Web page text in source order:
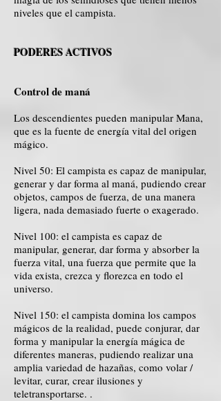
niveles que el campista.
PODERES ACTIVOS
Control de maná
Los descendientes pueden manipular Mana,
que es la fuente de energía vital del origen
mágico.
Nivel 50: El campista es capaz de manipular,
generar y dar forma al maná, pudiendo crear
objetos, campos de fuerza, de una manera
ligera, nada demasiado fuerte o exagerado.
Nivel 100: el campista es capaz de
manipular, generar, dar forma y absorber la
fuerza vital, una fuerza que permite que la
vida exista, crezca y florezca en todo el
universo.
Nivel 150: el campista domina los campos
mágicos de la realidad, puede conjurar, dar
forma y manipular la energía mágica de
diferentes maneras, pudiendo realizar una
amplia variedad de hazañas, como volar /
levitar, curar, crear ilusiones y
teletransportarse. .